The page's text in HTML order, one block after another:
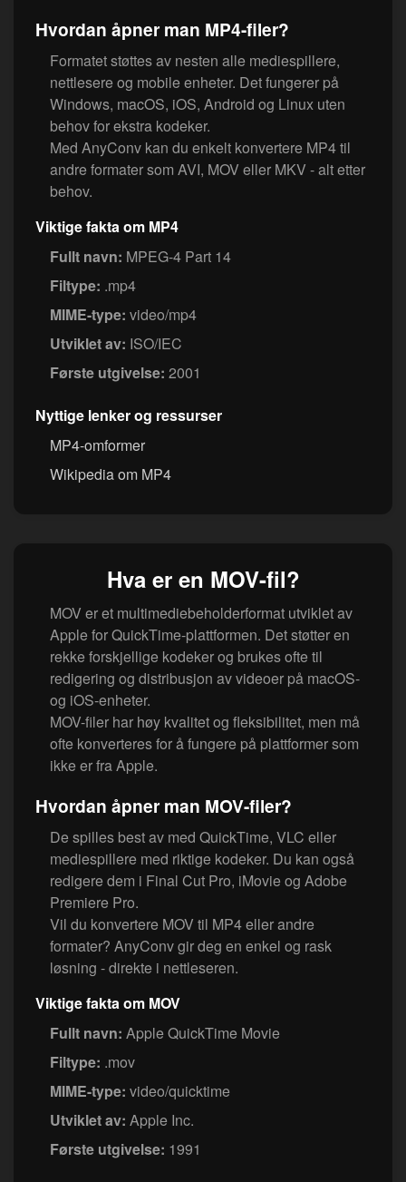
Hvordan åpner man MP4-filer?
Formatet støttes av nesten alle mediespillere,
nettlesere og mobile enheter. Det fungerer på
Windows, macOS, iOS, Android og Linux uten
behov for ekstra kodeker.
Med AnyConv kan du enkelt konvertere MP4 til
andre formater som AVI, MOV eller MKV - alt etter
behov.
Viktige fakta om MP4
Fullt navn: MPEG-4 Part 14
Filtype: .mp4
MIME-type: video/mp4
Utviklet av: ISO/IEC
Første utgivelse: 2001
Nyttige lenker og ressurser
MP4-omformer
Wikipedia om MP4
Hva er en MOV-fil?
MOV er et multimediebeholderformat utviklet av
Apple for QuickTime-plattformen. Det støtter en
rekke forskjellige kodeker og brukes ofte til
redigering og distribusjon av videoer på macOS-
og iOS-enheter.
MOV-filer har høy kvalitet og fleksibilitet, men må
ofte konverteres for å fungere på plattformer som
ikke er fra Apple.
Hvordan åpner man MOV-filer?
De spilles best av med QuickTime, VLC eller
mediespillere med riktige kodeker. Du kan også
redigere dem i Final Cut Pro, iMovie og Adobe
Premiere Pro.
Vil du konvertere MOV til MP4 eller andre
formater? AnyConv gir deg en enkel og rask
løsning - direkte i nettleseren.
Viktige fakta om MOV
Fullt navn: Apple QuickTime Movie
Filtype: .mov
MIME-type: video/quicktime
Utviklet av: Apple Inc.
Første utgivelse: 1991